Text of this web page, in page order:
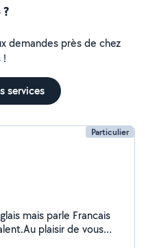
demandes près de chez
!
services
Particulier
mais parle Francais
plaisir de vous